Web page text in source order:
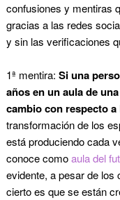
confusiones y mentiras
gracias a las redes
y sin las verificaciones
1ª mentira: Si una
años en un aula de
cambio con respecto
transformación de los
está produciendo cada
conoce comoaula del
evidente, a pesar de
cierto es que se están